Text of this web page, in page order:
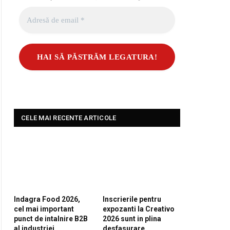
CELE MAI RECENTE ARTICOLE
Indagra Food 2026,
cel mai important
punct de intalnire B2B
Inscrierile pentru
expozanti la Creativo
2026 sunt in plina